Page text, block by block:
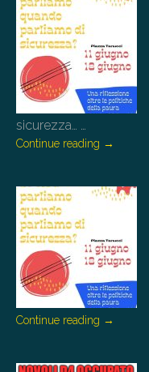
sicurezza… …
Continue reading →
Continue reading →